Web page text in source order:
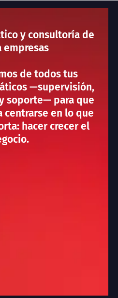
y consultoría de
empresas
de todos tus
—supervisión,
soporte— para que
en lo que
hacer crecer el